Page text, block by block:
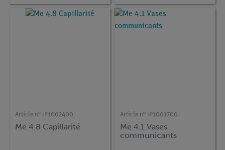
Article n° : P1002400
Me 4.8 Capillarité
Article n° : P1001700
Me 4.1 Vases
communicants